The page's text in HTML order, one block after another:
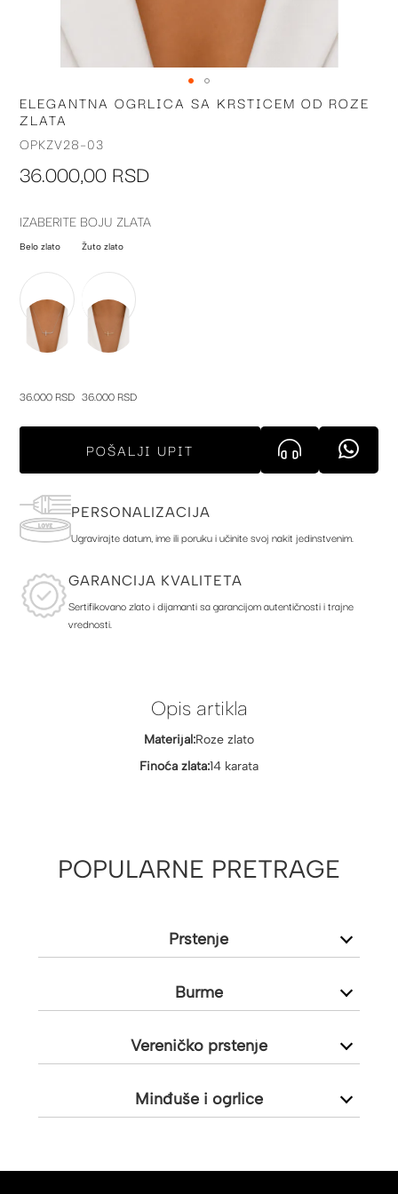
Skip
to
the
of
gallery
ELEGANTNA OGRLICA SA KRSTICEM OD ROZE
ZLATA
OPKZV28-03
36.000,00 RSD
IZABERITE BOJU ZLATA
Belo zlato
36.000 RSD
Žuto zlato
36.000 RSD
POŠALJI UPIT
PERSONALIZACIJA
Ugravirajte datum, ime ili poruku i učinite svoj nakit jedinstvenim.
GARANCIJA KVALITETA
Sertifikovano zlato i dijamanti sa garancijom autentičnosti i trajne
vrednosti.
Opis artikla
Materijal:Roze zlato
Finoća zlata:14 karata
POPULARNE PRETRAGE
Prstenje
Burme
Vereničko prstenje
Minđuše i ogrlice